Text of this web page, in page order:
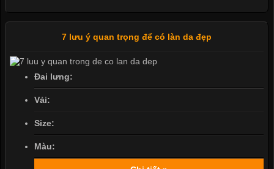
7 lưu ý quan trọng để có làn da đẹp
Đai lưng:
Vải:
Size:
Màu: